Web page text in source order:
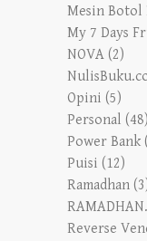
Mesin Botol
My 7 Days
NOVA (2)
Opini (5)
Personal (48)
Power Bank
Puisi (12)
Ramadhan
RAMADHAN.
Reverse